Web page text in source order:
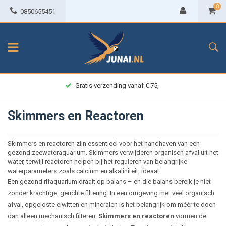
0850655451
0
Gratis verzending vanaf € 75,-
Skimmers en Reactoren
Skimmers en reactoren zijn essentieel voor het handhaven van een
gezond zeewateraquarium. Skimmers verwijderen organisch afval uit het
water, terwijl reactoren helpen bij het reguleren van belangrijke
waterparameters zoals calcium en alkaliniteit, ideaal
Een gezond rifaquarium draait op balans – en die balans bereik je niet
zonder krachtige, gerichte filtering. In een omgeving met veel organisch
afval, opgeloste eiwitten en mineralen is het belangrijk om méér te doen
dan alleen mechanisch filteren. Skimmers en reactoren vormen de